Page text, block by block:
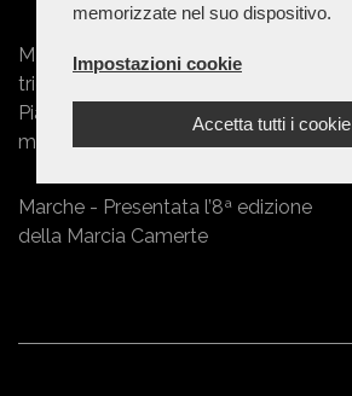
memorizzate nel suo dispositivo.
Impostazioni cookie
Accetta tutti i cookie
Marche - Campionati Nazionali CSI,
trionfo marchigiano: Belardinelli e
Piatanesi campioni italiani nel doppio
maschile
Marche - Presentata l’8ª edizione
della Marcia Camerte